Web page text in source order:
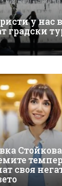
у нас
градски
своя